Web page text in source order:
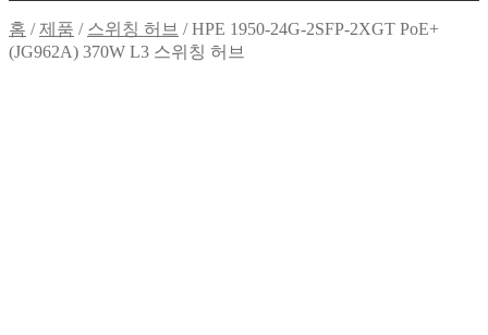
홈 /제품 / 스위칭 허브 /HPE 1950-24G-2SFP-2XGT PoE+
(JG962A) 370W L3 스위칭 허브